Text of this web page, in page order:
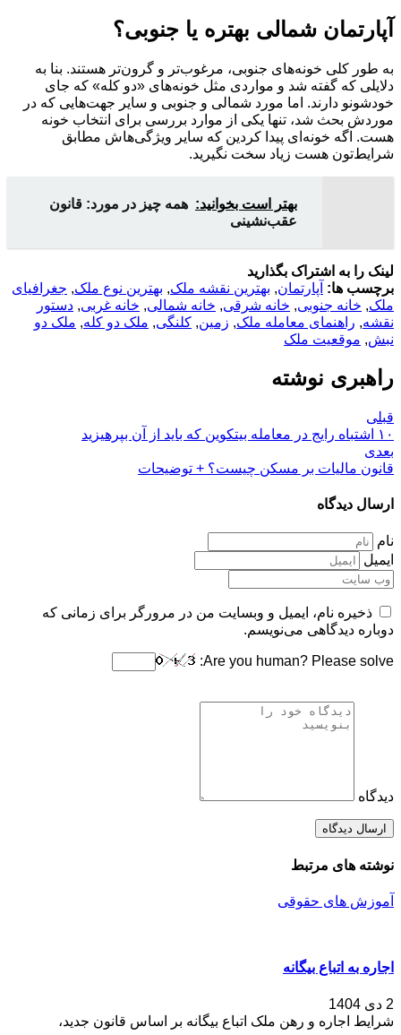
آپارتمان شمالی بهتره یا جنوبی؟
به طور کلی خونه‌های جنوبی، مرغوب‌تر و گرون‌تر هستند. بنا به
دلایلی که گفته شد و مواردی مثل خونه‌های «دو کله» که جای
خودشونو دارند. اما مورد شمالی و جنوبی و سایر جهت‌هایی که در
موردش بحث شد، تنها یکی از موارد بررسی برای انتخاب خونه
هست. اگه خونه‌ای پیدا کردین که سایر ویژگی‌هاش مطابق
شرایط‌تون هست زیاد سخت نگیرید.
بهتر است بخوانید: همه چیز در مورد: قانون
عقب‌نشینی
لینک را به اشتراک بگذارید
برچسب ها: آپارتمان, بهترین نقشه ملک, بهترین نوع ملک, جغرافیای
ملک, خانه جنوبی, خانه شرقی, خانه شمالی, خانه غربی, دستور
نقشه, راهنمای معامله ملک, زمین, کلنگی, ملک دو کله, ملک دو
نبش, موقعیت ملک
راهبری نوشته
قبلی
۱۰ اشتباه رایج در معامله بیتکوین که باید از آن بپرهیزید
بعدی
قانون مالیات بر مسکن چیست؟ + توضیحات
ارسال دیدگاه
نام
ایمیل
ذخیره نام، ایمیل و وبسایت من در مرورگر برای زمانی که
دوباره دیدگاهی می‌نویسم.
Are you human? Please solve:
دیدگاه
نوشته های مرتبط
آموزش های حقوقی
اجاره به اتباع بیگانه
2 دی 1404
شرایط اجاره و رهن ملک اتباع بیگانه بر اساس قانون جدید،